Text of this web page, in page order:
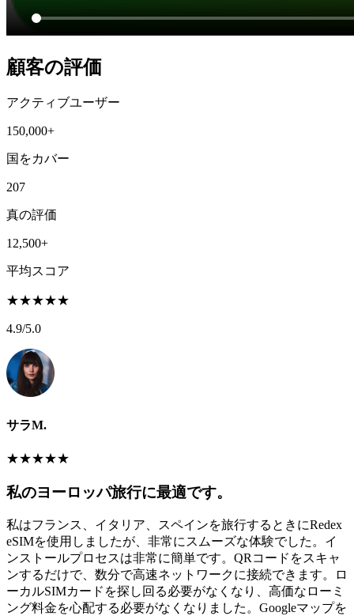
顧客の評価
アクティブユーザー
150,000+
国をカバー
207
真の評価
12,500+
平均スコア
★★★★★
4.9/5.0
サラM.
★★★★★
私のヨーロッパ旅行に最適です。
私はフランス、イタリア、スペインを旅行するときにRedex
eSIMを使用しましたが、非常にスムーズな体験でした。イ
ンストールプロセスは非常に簡単です。QRコードをスキャ
ンするだけで、数分で高速ネットワークに接続できます。ロ
ーカルSIMカードを探し回る必要がなくなり、高価なローミ
ング料金を心配する必要がなくなりました。Googleマップを